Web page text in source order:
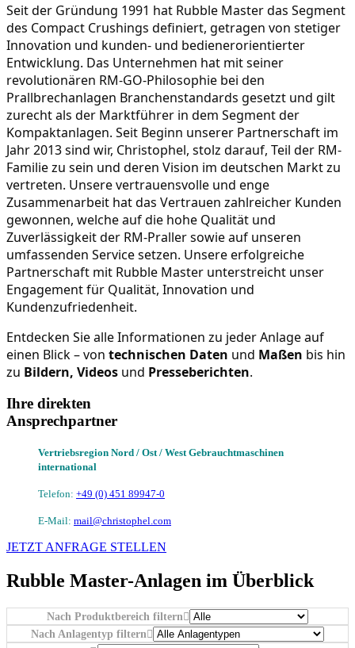
Seit der Gründung 1991 hat Rubble Master das Segment
des Compact Crushings definiert, getragen von stetiger
Innovation und kunden- und bedienerorientierter
Entwicklung. Das Unternehmen hat mit seiner
revolutionären RM-GO-Philosophie bei den
Prallbrechanlagen Branchenstandards gesetzt und gilt
zurecht als der Marktführer in dem Segment der
Kompaktanlagen. Seit Beginn unserer Partnerschaft im
Jahr 2013 sind wir, Christophel, stolz darauf, Teil der RM-
Familie zu sein und deren Vision im deutschen Markt zu
vertreten. Unsere vertrauensvolle und enge
Zusammenarbeit hat das Vertrauen zahlreicher Kunden
gewonnen, welche auf die hohe Qualität und
Zuverlässigkeit der RM-Praller sowie auf unseren
umfassenden Service setzen. Unsere erfolgreiche
Partnerschaft mit Rubble Master unterstreicht unser
Engagement für Qualität, Innovation und
Kundenzufriedenheit.
Entdecken Sie alle Informationen zu jeder Anlage auf
einen Blick – von technischen Daten und Maßen bis hin
zu Bildern, Videos und Presseberichten.
Ihre direkten
Ansprechpartner
Vertriebsregion Nord / Ost / WestGebrauchtmaschinen
international
Telefon: +49 (0) 451 89947-0
E-Mail: mail@christophel.com
JETZT ANFRAGE STELLEN
Rubble Master-Anlagen im Überblick
Nach Produktbereich filtern
Nach Anlagentyp filtern